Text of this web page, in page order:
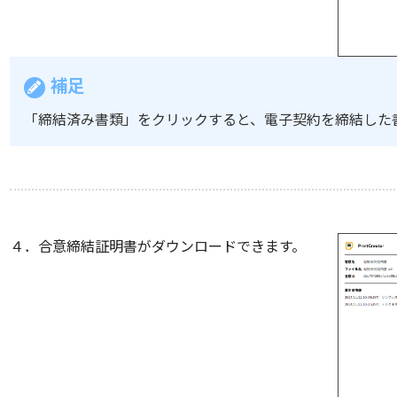
補足
「締結済み書類」をクリックすると、電子契約を締結し
４．合意締結証明書がダウンロードできます。